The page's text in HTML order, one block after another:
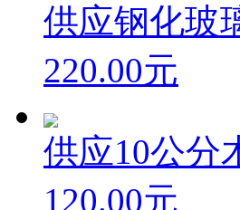
供应钢化玻
220.00元
供应10公分